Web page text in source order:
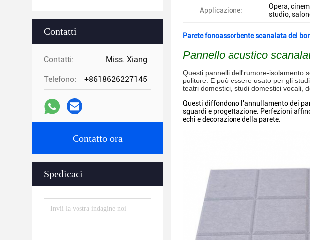
Contatti
Contatti: Miss. Xiang
Telefono: +8618626227145
Contatto ora
Spedicaci
Applicazione:
Opera,
studio,
Parete fonoassorbente scanalata del
Pannello acustico
Questi pannelli dell'rumore-isolamento
pulitore. E può essere usato per gli
teatri domestici, studi domestici vocali,
Questi diffondono l'annullamento dei
sguardi e progettazione. Perfezioni
echi e decorazione della parete.